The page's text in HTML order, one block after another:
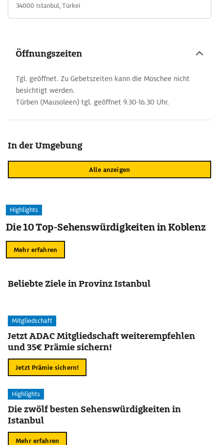
34000 Istanbul, Türkei
Öffnungszeiten
Tgl. geöffnet. Zu Gebetszeiten kann die Moschee nicht
besichtigt werden.
Türben (Mausoleen) tgl. geöffnet 9.30-16.30 Uhr.
In der Umgebung
Alle anzeigen
Highlights
Die 10 Top-Sehenswürdigkeiten in Koblenz
Mehr erfahren
Beliebte Ziele in Provinz Istanbul
Mitgliedschaft
Jetzt ADAC Mitgliedschaft weiterempfehlen
und 35€ Prämie sichern!
Jetzt Prämie sichern!
Highlights
Die zwölf besten Sehenswürdigkeiten in
Istanbul
Mehr erfahren